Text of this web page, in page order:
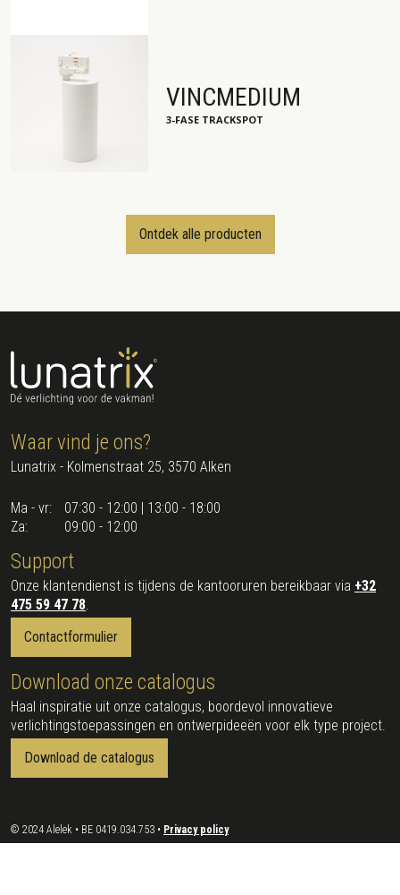
VINCMEDIUM
3-FASE TRACKSPOT
Ontdek alle producten
Waar vind je ons?
Lunatrix - Kolmenstraat 25, 3570 Alken
Ma - vr:
07:30 - 12:00 | 13:00 - 18:00
Za:
09:00 - 12:00
Support
Onze klantendienst is tijdens de kantooruren bereikbaar via +32
475 59 47 78.
Contactformulier
Download onze catalogus
Haal inspiratie uit onze catalogus, boordevol innovatieve
verlichtingstoepassingen en ontwerpideeën voor elk type project.
Download de catalogus
© 2024 Alelek • BE 0419.034.753 • Privacy policy